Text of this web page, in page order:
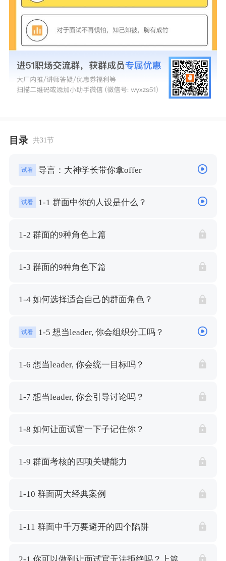
目录 共31节
试看 导言：大神学长带你拿offer
试看 1-1 群面中你的人设是什么？
1-2 群面的9种角色上篇
1-3 群面的9种角色下篇
1-4 如何选择适合自己的群面角色？
试看 1-5 想当leader, 你会组织分工吗？
1-6 想当leader, 你会统一目标吗？
1-7 想当leader, 你会引导讨论吗？
1-8 如何让面试官一下子记住你？
1-9 群面考核的四项关键能力
1-10 群面两大经典案例
1-11 群面中千万要避开的四个陷阱